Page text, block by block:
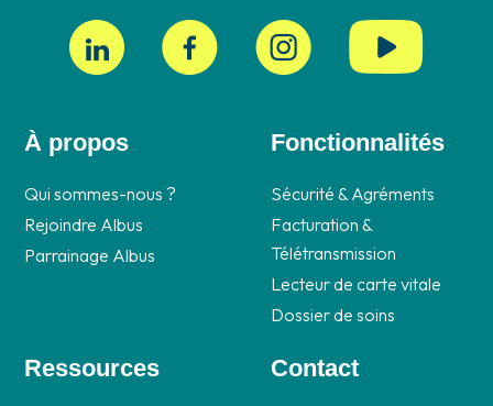
À propos
Qui sommes-nous ?
Rejoindre Albus
Parrainage Albus
Fonctionnalités
Sécurité & Agréments
Facturation &
Télétransmission
Lecteur de carte vitale
Dossier de soins
Ressources Contact